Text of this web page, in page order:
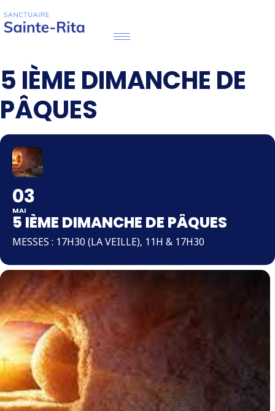
5 IÈME DIMANCHE DE
PÂQUES
03
MAI
5 IÈME DIMANCHE DE PÂQUES
MESSES : 17H30 (LA VEILLE), 11H & 17H30